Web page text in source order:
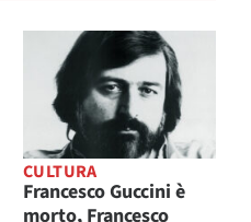
CULTURA
Francesco Guccini è
morto, Francesco